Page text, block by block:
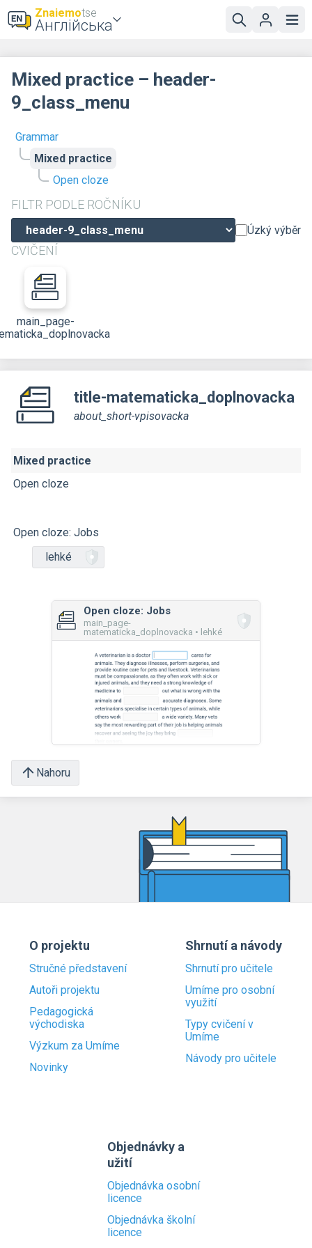
Znaiemotse
Англійська
Grammar
Mixed practice
Open cloze
FILTR PODLE ROČNÍKU
Úzký výběr
CVIČENÍ
main_page-
Mixed practice – header-
9_class_menu
title-matematicka_doplnovacka
about_short-vpisovacka
Mixed practice
Open cloze
Open cloze: Jobs
lehké
Open cloze: Jobs
main_page-
matematicka_doplnovacka • lehké
Nahoru
O projektu
Stručné představení
Autoři projektu
Pedagogická
východiska
Výzkum za Umíme
Novinky
Shrnutí a návody
Shrnutí pro učitele
Umíme pro osobní
využití
Typy cvičení v
Umíme
Návody pro učitele
Objednávky a
užití
Objednávka osobní
licence
Objednávka školní
licence